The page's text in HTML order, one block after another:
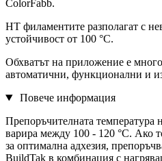
ColorFabb.
HT филаментите разполагат с
устойчивост от 100 °C.
Обхватът на приложение е
автоматични, функционални и
Повече информация
Препоръчителната температура
варира между 100 - 120 °C. Ако
за оптимална адхезия,
BuildTak в комбинация с